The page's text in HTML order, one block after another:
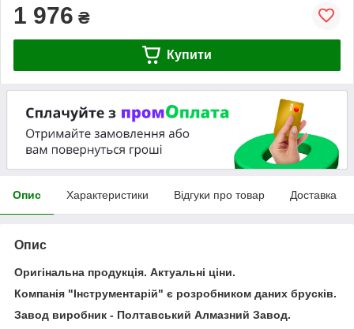
1 976 ₴
Купити
Опис Характеристики Відгуки про товар Доставка
Опис
Оригінальна продукція. Актуальні ціни.
Компанія "Інструментарій" є розробником даних брусків.
Завод виробник - Полтавський Алмазний Завод.